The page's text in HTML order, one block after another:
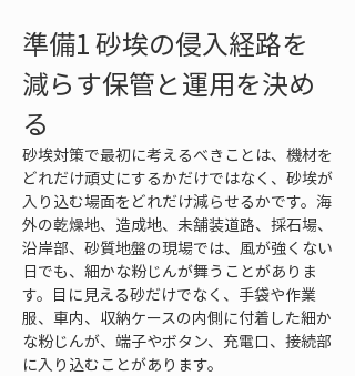
準備1 砂埃の侵入経路を
減らす保管と運用を決め
る
砂埃対策で最初に考えるべきことは、機材を
どれだけ頑丈にするかだけではなく、砂埃が
入り込む場面をどれだけ減らせるかです。海
外の乾燥地、造成地、未舗装道路、採石場、
沿岸部、砂質地盤の現場では、風が強くない
日でも、細かな粉じんが舞うことがありま
す。目に見える砂だけでなく、手袋や作業
服、車内、収納ケースの内側に付着した細か
な粉じんが、端子やボタン、充電口、接続部
に入り込むことがあります。